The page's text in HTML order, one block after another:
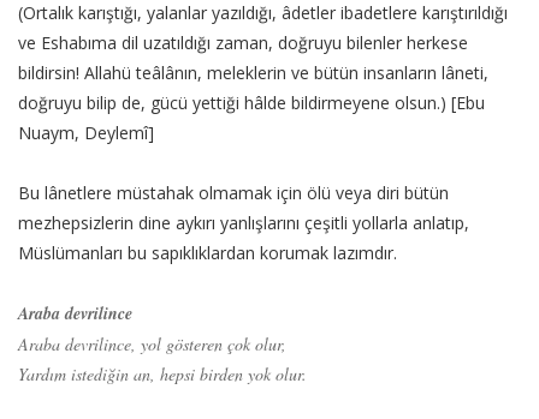
(Ortalık karıştığı, yalanlar yazıldığı, âdetler ibadetlere karıştırıldığı
ve Eshabıma dil uzatıldığı zaman, doğruyu bilenler herkese
bildirsin! Allahü teâlânın, meleklerin ve bütün insanların lâneti,
doğruyu bilip de, gücü yettiği hâlde bildirmeyene olsun.) [Ebu
Nuaym, Deylemî]
Bu lânetlere müstahak olmamak için ölü veya diri bütün
mezhepsizlerin dine aykırı yanlışlarını çeşitli yollarla anlatıp,
Müslümanları bu sapıklıklardan korumak lazımdır.
Araba devrilince
Araba devrilince, yol gösteren çok olur,
Yardım istediğin an, hepsi birden yok olur.